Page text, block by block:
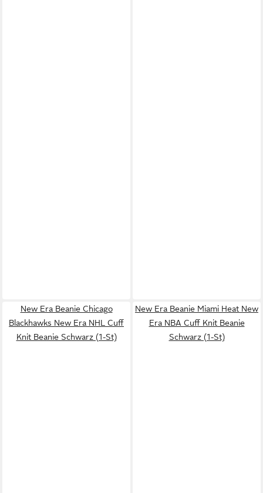
New Era Beanie Chicago
Blackhawks New Era NHL Cuff
Knit Beanie Schwarz (1-St)
New Era Beanie Miami Heat New
Era NBA Cuff Knit Beanie
Schwarz (1-St)